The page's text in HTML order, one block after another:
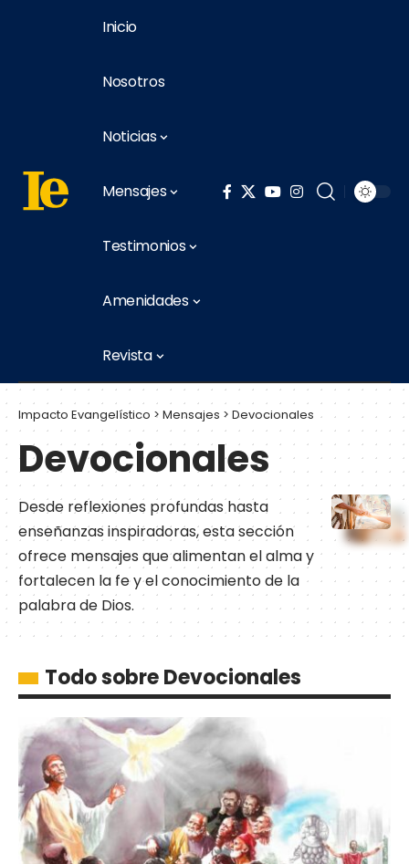
Inicio
Nosotros
Noticias
Mensajes
Testimonios
Amenidades
Revista
Impacto Evangelístico > Mensajes > Devocionales
Devocionales
Desde reflexiones profundas hasta
enseñanzas inspiradoras, esta sección
ofrece mensajes que alimentan el alma y
fortalecen la fe y el conocimiento de la
palabra de Dios.
Todo sobre Devocionales